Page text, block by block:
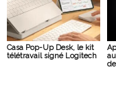
Casa Pop-Up Desk, le kit
télétravail signé Logitech